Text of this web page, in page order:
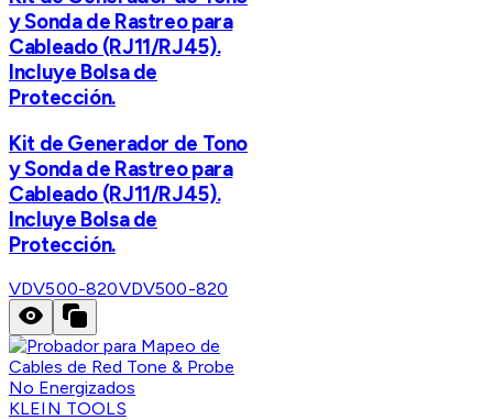
y Sonda de Rastreo para
Cableado (RJ11/RJ45).
Incluye Bolsa de
Protección.
Kit de Generador de Tono
y Sonda de Rastreo para
Cableado (RJ11/RJ45).
Incluye Bolsa de
Protección.
VDV500-820VDV500-820
KLEIN TOOLS